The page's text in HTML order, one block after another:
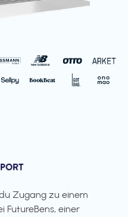
Zugang zu einem
FutureBens, einer